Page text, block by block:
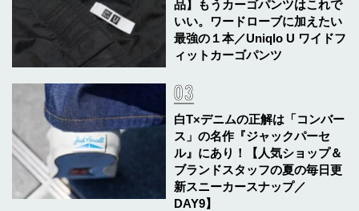
品】もうカーゴパンツはこれで
いい。ワードローブに加えたい
最強の１本／Uniqlo U ワイドフ
ィットカーゴパンツ
白T×デニムの正解は「コンバー
ス」の名作『ジャックパーセ
ル』にあり！【人気ショップ＆
ブランドスタッフの夏の毎日更
新スニーカースナップ／
DAY9】